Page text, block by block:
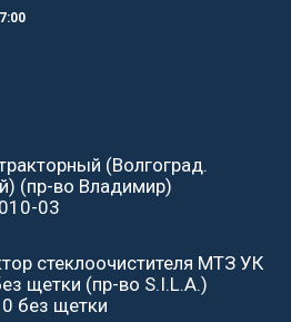
(Волгоград.
(пр-во Владимир)
03
стеклоочистителя МТЗ УК
щетки (пр-во S.I.L.A.)
без щетки